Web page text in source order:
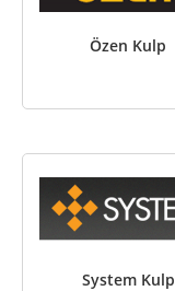
Özen Kulp
System Kulp